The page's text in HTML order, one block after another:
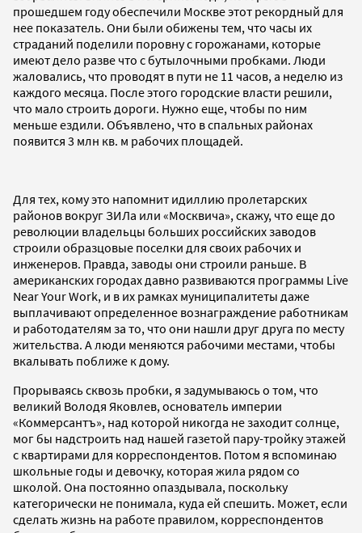
прошедшем году обеспечили Москве этот рекордный для
нее показатель. Они были обижены тем, что часы их
страданий поделили поровну с горожанами, которые
имеют дело разве что с бутылочными пробками. Люди
жаловались, что проводят в пути не 11 часов, а неделю из
каждого месяца. После этого городские власти решили,
что мало строить дороги. Нужно еще, чтобы по ним
меньше ездили. Объявлено, что в спальных районах
появится 3 млн кв. м рабочих площадей.
Для тех, кому это напомнит идиллию пролетарских
районов вокруг ЗИЛа или «Москвича», скажу, что еще до
революции владельцы больших российских заводов
строили образцовые поселки для своих рабочих и
инженеров. Правда, заводы они строили раньше. В
американских городах давно развиваются программы Live
Near Your Work, и в их рамках муниципалитеты даже
выплачивают определенное вознаграждение работникам
и работодателям за то, что они нашли друг друга по месту
жительства. А люди меняются рабочими местами, чтобы
вкалывать поближе к дому.
Прорываясь сквозь пробки, я задумываюсь о том, что
великий Володя Яковлев, основатель империи
«Коммерсантъ», над которой никогда не заходит солнце,
мог бы надстроить над нашей газетой пару-тройку этажей
с квартирами для корреспондентов. Потом я вспоминаю
школьные годы и девочку, которая жила рядом со
школой. Она постоянно опаздывала, поскольку
категорически не понимала, куда ей спешить. Может, если
сделать жизнь на работе правилом, корреспондентов